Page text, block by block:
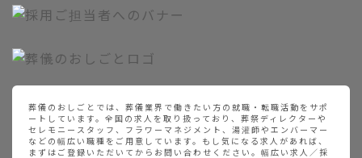
葬儀のおしごとでは、葬儀業界で働きたい方の就職・転職活動をサポ
ートしています。全国の求人を取り扱っており、葬祭ディレクターや
セレモニースタッフ、フラワーマネジメント、湯灌師やエンバーマー
などの幅広い職種をご用意しています。もし気になる求人があれば、
まずはご登録いただいてからお問い合わせください。幅広い求人／採